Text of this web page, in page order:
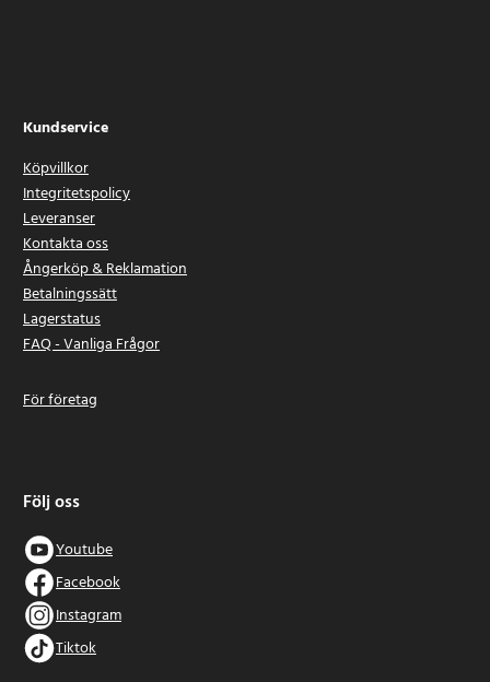
Kundservice
Köpvillkor
Integritetspolicy
Leveranser
Kontakta oss
Ångerköp & Reklamation
Betalningssätt
Lagerstatus
FAQ - Vanliga Frågor
För företag
Följ oss
Youtube
Facebook
Instagram
Tiktok